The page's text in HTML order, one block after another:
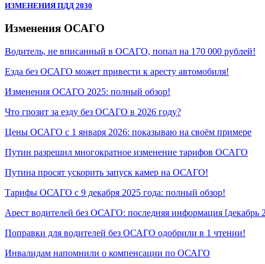
ИЗМЕНЕНИЯ ПДД 2030
Изменения ОСАГО
Водитель, не вписанный в ОСАГО, попал на 170 000 рублей!
Езда без ОСАГО может привести к аресту автомобиля!
Изменения ОСАГО 2025: полный обзор!
Что грозит за езду без ОСАГО в 2026 году?
Цены ОСАГО с 1 января 2026: показываю на своём примере
Путин разрешил многократное изменение тарифов ОСАГО
Путина просят ускорить запуск камер на ОСАГО!
Тарифы ОСАГО с 9 декабря 2025 года: полный обзор!
Арест водителей без ОСАГО: последняя информация [декабрь
Поправки для водителей без ОСАГО одобрили в 1 чтении!
Инвалидам напомнили о компенсации по ОСАГО